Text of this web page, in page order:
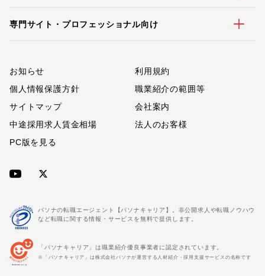
専門サイト・プロフェッショナル向け
お知らせ
利用規約
個人情報保護方針
職業紹介の範囲等
サイトマップ
会社案内
中途採用求人賃金相場
法人のお客様
PC版を見る
パソナの転職エージェント【パソナキャリア】。非公開求人や転職ノウハウ
など転職に関する情報・サービスを無料で提供します。
「パソナキャリア」は職業紹介優良事業者に認定されています。
※「パソナキャリア」は株式会社パソナが運営する人材紹介・採用支援サービスの名称です